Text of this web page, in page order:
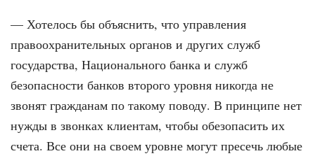
— Хотелось бы объяснить, что управле­ния
правоохранительных органов и дру­гих служб
государства, Национального банка и служб
безопасности банков вто­рого уровня никогда не
звонят гражда­нам по такому поводу. В принципе нет
нужды в звонках клиентам, чтобы обез­опасить их
счета. Все они на своем уров­не могут пресечь любые